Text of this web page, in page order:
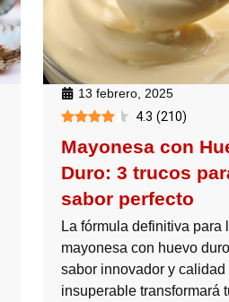
13 febrero, 2025
4.3 (210)
Mayonesa con
Duro: 3 trucos
sabor perfecto
La fórmula definitiva para
mayonesa con huevo
sabor innovador y calidad
insuperable transformará